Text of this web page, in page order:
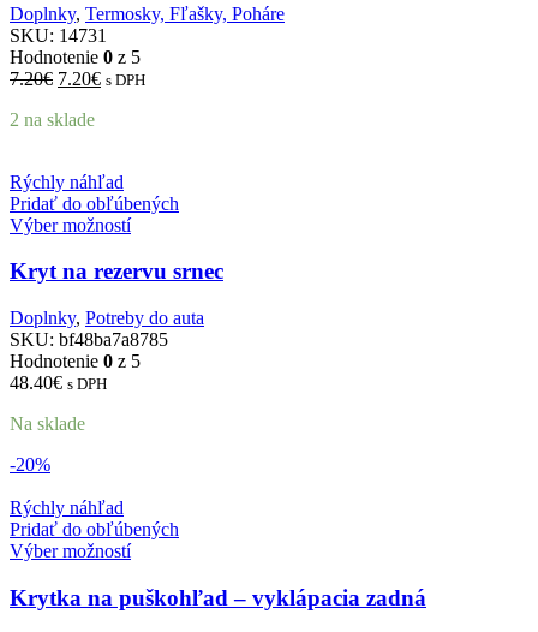
Doplnky, Termosky, Fľašky, Poháre
SKU: 14731
Hodnotenie 0 z 5
7.20€ Pôvodná
bola:
7.20€Aktuálna
s DPH
2 na sklade
Rýchly náhľad
Pridať do obľúbených
Výber možností
Kryt na rezervu srnec
Doplnky, Potreby do auta
SKU: bf48ba7a8785
Hodnotenie 0 z 5
48.40€ s DPH
Na sklade
-20%
Rýchly náhľad
Pridať do obľúbených
Výber možností
Krytka na puškohľad – vyklápacia zadná